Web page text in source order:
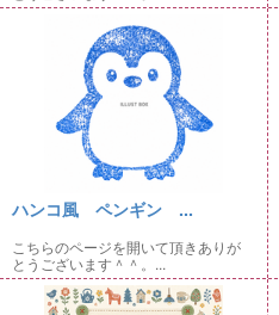
ハンコ風 ペンギン ...
こちらのページを開いて頂きありが
とうございます＾＾。...